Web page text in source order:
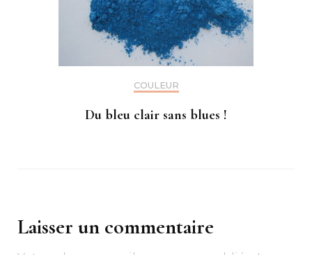
COULEUR
Du bleu clair sans blues !
Laisser un commentaire